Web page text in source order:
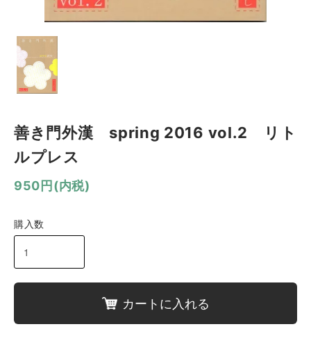
善き門外漢 spring 2016 vol.2 リト
ルプレス
950円(内税)
購入数
カートに入れる